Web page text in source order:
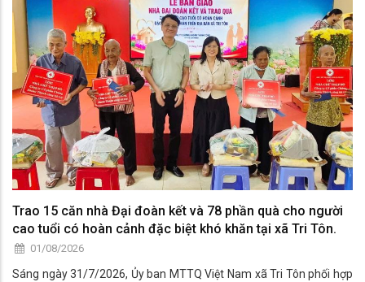
Trao 15 căn nhà Đại đoàn kết và 78 phần quà cho người
cao tuổi có hoàn cảnh đặc biệt khó khăn tại xã Tri Tôn.
01/08/2026
Sáng ngày 31/7/2026, Ủy ban MTTQ Việt Nam xã Tri Tôn phối hợp